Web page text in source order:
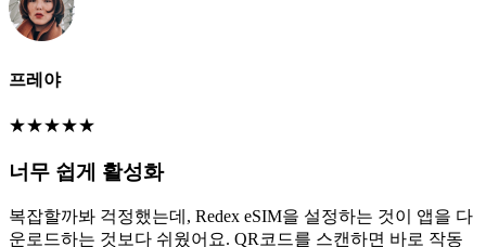
프레야
★★★★★
너무 쉽게 활성화
복잡할까봐 걱정했는데, Redex eSIM을 설정하는 것이 앱을 다
운로드하는 것보다 쉬웠어요. QR코드를 스캔하면 바로 작동